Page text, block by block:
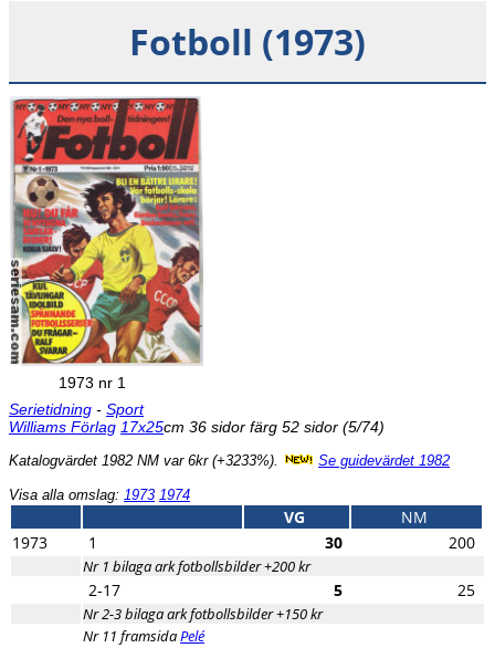
Fotboll (1973)
1973 nr 1
Serietidning - Sport
Williams Förlag 17x25cm 36 sidor färg 52 sidor (5/74)
Katalogvärdet 1982 NM var 6kr (+3233%). Se guidevärdet 1982
Visa alla omslag: 1973 1974
VG
NM
1973
1 30 200
Nr 1 bilaga ark fotbollsbilder +200 kr
2-17 5 25
Nr 2-3 bilaga ark fotbollsbilder +150 kr
Nr 11 framsidaPelé